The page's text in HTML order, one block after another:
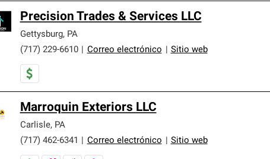
Precision Trades & Services LLC
Gettysburg, PA
(717) 229-6610
Correo electrónico Sitio web
Marroquin Exteriors LLC
Carlisle, PA
(717) 462-6341
Correo electrónico Sitio web